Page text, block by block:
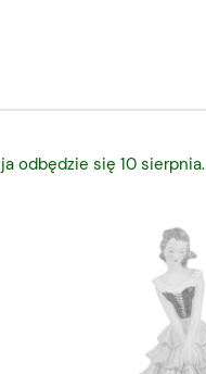
odbędzie się 10 sierpnia.